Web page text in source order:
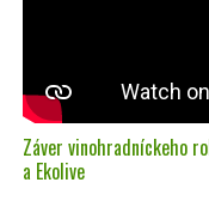
Záver vinohradníckeho
a Ekolive